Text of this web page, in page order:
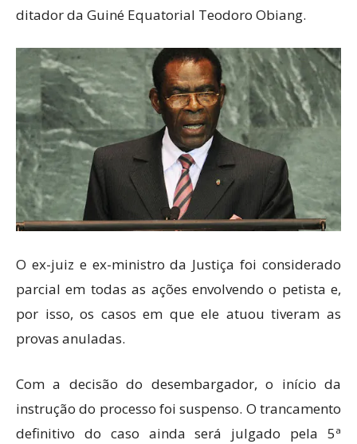
ditador da Guiné Equatorial Teodoro Obiang.
O ex-juiz e ex-ministro da Justiça foi considerado
parcial em todas as ações envolvendo o petista e,
por isso, os casos em que ele atuou tiveram as
provas anuladas.
Com a decisão do desembargador, o início da
instrução do processo foi suspenso. O trancamento
definitivo do caso ainda será julgado pela 5ª